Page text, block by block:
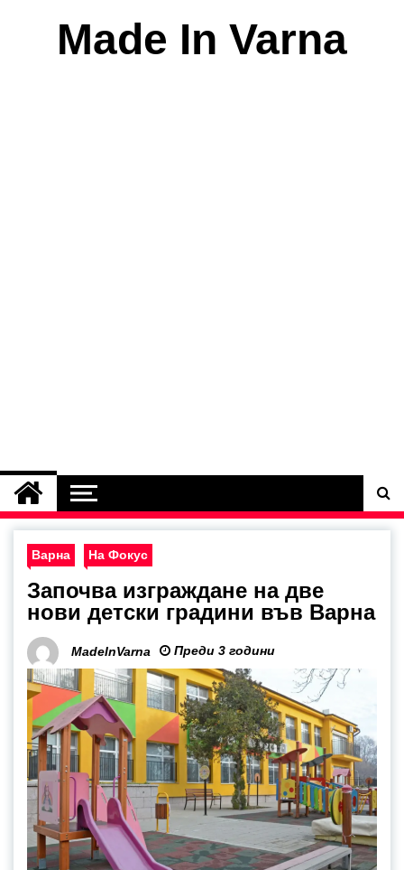
Made In Varna
Варна На Фокус
Започва изграждане на две
нови детски градини във Варна
MadeInVarna Преди 3 години